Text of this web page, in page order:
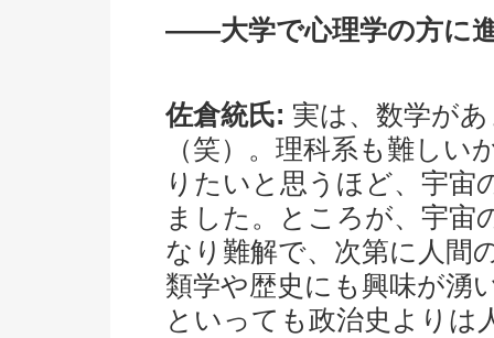
――大学で心理学の方に
佐倉統氏: 実は、数学が
（笑）。理科系も難し
りたいと思うほど、宇宙
ました。ところが、宇宙
なり難解で、次第に人間
類学や歴史にも興味が湧
といっても政治史よりは